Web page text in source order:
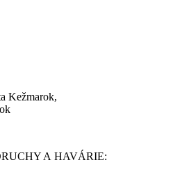
Kežmarok,
A HAVÁRIE: